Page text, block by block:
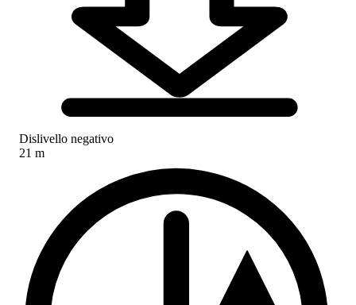
Dislivello negativo
21 m